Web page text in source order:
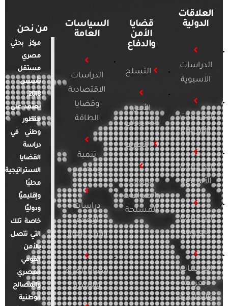
العلاقات
الدولية
الدراسات
الآسيوية
الدراسات
الأفريقية
الدراسات
الأمريكية
الدراسات
الأوروبية
الدراسات
العربية
والإقليمية
قضايا
الأمن
والدفاع
التسلح
الأمن
السيبراني
التطرف
الإرهاب
والصراعات
المسلحة
السياسات
العامة
الدراسات
الاقتصادية
وقضايا
الطاقة
تنمية
ومجتمع
دراسات
الإعلام
والرأي العام
قضايا المرأة
والأسرة
من نحن
مركز بحثي
مصري
مستقل
تأسس
2018.
يعتمد على
منظور
وطني في
دراسة
القضايا
الاستراتيجية
محليًا
وإقليميًا
ودوليًا
خاصة تلك
التي تتصل
بالأمن
القومي
المصري
والمصالح
الوطنية